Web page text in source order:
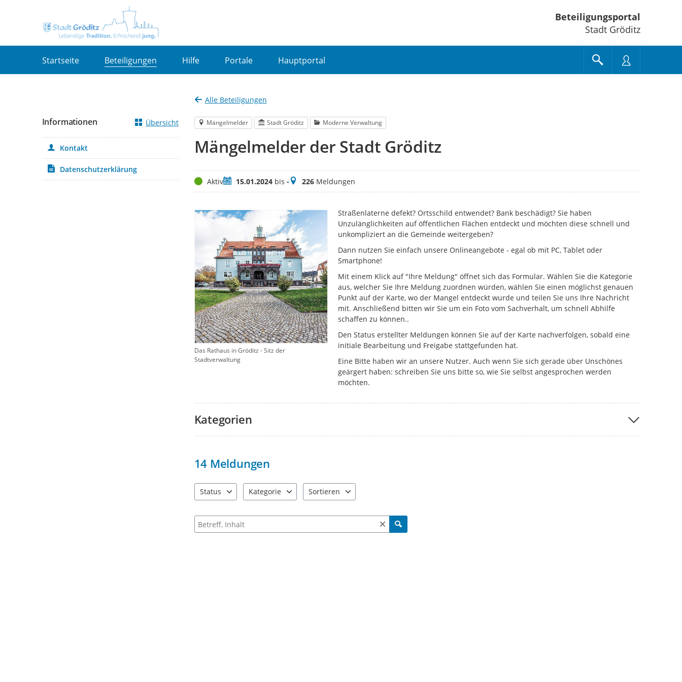
Beteiligungsportal
Stadt Gröditz
Startseite Beteiligungen Hilfe Portale Hauptportal
Alle Beteiligungen
Mängelmelder Stadt Gröditz Moderne Verwaltung
Mängelmelder der Stadt Gröditz
StatusAktivZeitraum
15.01.2024bis -Meldungen
226Meldungen
Das Rathaus in Gröditz - Sitz der
Stadtverwaltung
Straßenlaterne defekt? Ortsschild entwendet? Bank beschädigt? Sie haben
Unzulänglichkeiten auf öffentlichen Flächen entdeckt und möchten diese schnell und
unkompliziert an die Gemeinde weitergeben?
Dann nutzen Sie einfach unsere Onlineangebote - egal ob mit PC, Tablet oder
Smartphone!
Mit einem Klick auf "Ihre Meldung" öffnet sich das Formular. Wählen Sie die Kategorie
aus, welcher Sie Ihre Meldung zuordnen würden, wählen Sie einen möglichst genauen
Punkt auf der Karte, wo der Mangel entdeckt wurde und teilen Sie uns Ihre Nachricht
mit. Anschließend bitten wir Sie um ein Foto vom Sachverhalt, um schnell Abhilfe
schaffen zu können..
Den Status erstellter Meldungen können Sie auf der Karte nachverfolgen, sobald eine
initiale Bearbeitung und Freigabe stattgefunden hat.
Eine Bitte haben wir an unsere Nutzer. Auch wenn Sie sich gerade über Unschönes
geärgert haben: schreiben Sie uns bitte so, wie Sie selbst angesprochen werden
möchten.
Kategorien
14 Meldungen
Status
Kategorie
Sortieren
Suche nach Meldungen und Kommentaren
Informationen Übersicht
Kontakt
Datenschutzerklärung